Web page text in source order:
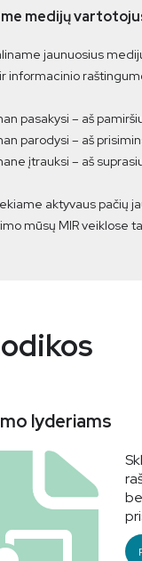
medijų
jaunuosius
informacinio
pasakysi – aš
parodysi – aš
įtrauksi – aš
aktyvaus pačių
mūsų MIR veiklose
lyderiams